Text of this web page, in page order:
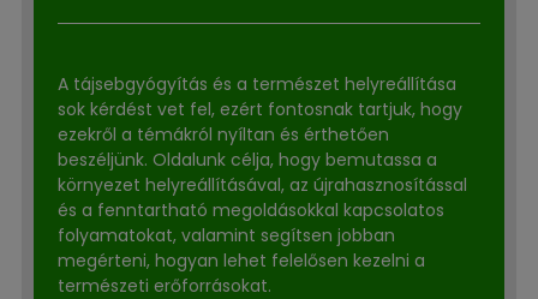
A tájsebgyógyítás és a természet helyreállítása
sok kérdést vet fel, ezért fontosnak tartjuk, hogy
ezekről a témákról nyíltan és érthetően
beszéljünk. Oldalunk célja, hogy bemutassa a
környezet helyreállításával, az újrahasznosítással
és a fenntartható megoldásokkal kapcsolatos
folyamatokat, valamint segítsen jobban
megérteni, hogyan lehet felelősen kezelni a
természeti erőforrásokat.